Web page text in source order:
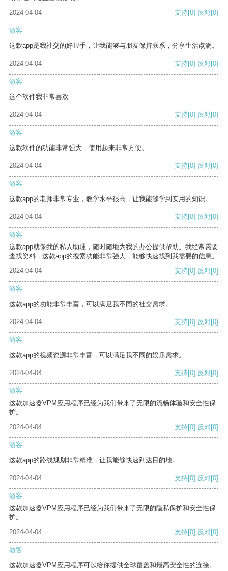
2024-04-04
支持[0] 反对[0]
游客
这款app是我社交的好帮手，让我能够与朋友保持联系，分享生活点滴。
2024-04-04 支持[0] 反对[0]
游客
这个软件我非常喜欢
2024-04-04 支持[0] 反对[0]
游客
这款软件的功能非常强大，使用起来非常方便。
2024-04-04 支持[0] 反对[0]
游客
这款app的老师非常专业，教学水平很高，让我能够学到实用的知识。
2024-04-04 支持[0] 反对[0]
游客
这款app就像我的私人助理，随时随地为我的办公提供帮助。我经常需要
查找资料，这款app的搜索功能非常强大，能够快速找到我需要的信息。
2024-04-04
支持[0] 反对[0]
游客
这款app的功能非常丰富，可以满足我不同的社交需求。
2024-04-04 支持[0] 反对[0]
游客
这款app的视频资源非常丰富，可以满足我不同的娱乐需求。
2024-04-04 支持[0] 反对[0]
游客
这款加速器VPM应用程序已经为我们带来了无限的流畅体验和安全性保
护。
2024-04-04
支持[0] 反对[0]
游客
这款app的路线规划非常精准，让我能够快速到达目的地。
2024-04-04 支持[0] 反对[0]
游客
这款加速器VPM应用程序已经为我们带来了无限的隐私保护和安全性保
护。
2024-04-04
支持[0] 反对[0]
游客
这款加速器VPM应用程序可以给你提供全球覆盖和最高安全性的连接。